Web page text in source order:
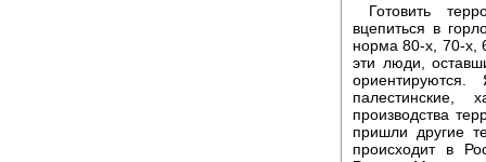
Готовить
вцепиться в
норма 80-х, 70-х,
эти люди,
палестинские,
производства
пришли другие
происходит в